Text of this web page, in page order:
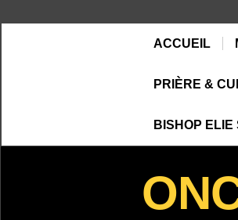
ACCUEIL
PRIÈRE &
BISHOP